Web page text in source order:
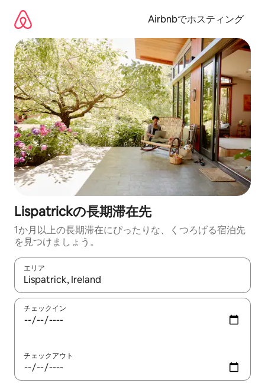
Airbnbでホスティング
Lispatrickの長期滞在先
1か月以上の長期滞在にぴったりな、くつろげる宿泊先
を見つけましょう。
エリア
検索結果が表示されたら、上下の矢印キーを使って移動するか
チェックイン
チェックアウト